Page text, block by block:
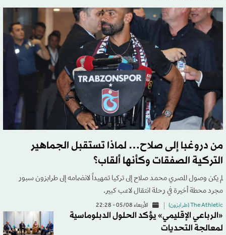
من دروغبا إلى صلاح… لماذا تستقبل الجماهير
التركية الصفقات وكأنها ألقاب؟
لم يكن وصول المصري محمد صلاح إلى تركيا تمهيداً لانضمامه إلى طرابزون سبور
مجرد محطة أخيرة في رحلة انتقال لاعب كبير.
The Athletic (طرابزون) الأربعاء 05/08 - 22:28
«الرباعي الإقليمي» يؤكد الحلول الدبلوماسية
لمعالجة التحديات